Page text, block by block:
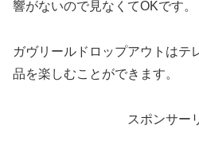
響がないので見なくてOKです。
ガヴリールドロップアウトはテ
品を楽しむことができます。
スポンサー